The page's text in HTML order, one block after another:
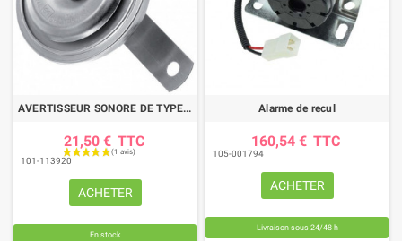
AVERTISSEUR SONORE DE TYPE KLAXON 24V 112DB
21,50 € TTC
101-113920
ACHETER
En stock
Alarme de recul
160,54 € TTC
105-001794
ACHETER
Livraison sous 24/48 h